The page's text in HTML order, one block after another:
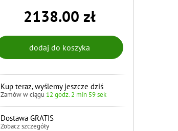
2138.00 zł
Kup teraz, wyślemy jeszcze dziś
Zamów w ciągu 12 godz. 2 min 58 sek
Dostawa GRATIS
Zobacz szczegóły